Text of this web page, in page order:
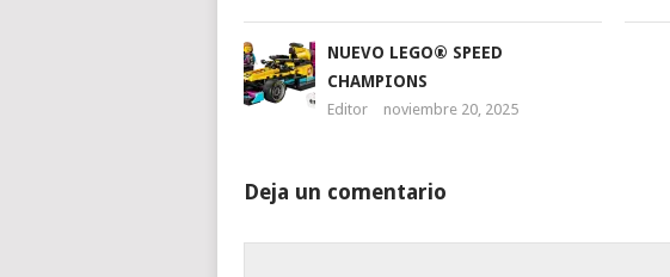
NUEVO LEGO® SPEED
CHAMPIONS
Editor noviembre 20, 2025
Deja un comentario